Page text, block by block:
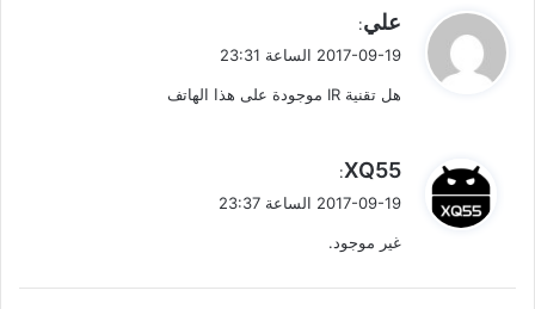
ق
ي
ق
ل
علي:
2017-09-19 الساعة 23:31
هل تقنية IR موجودة على هذا الهاتف
ي
ق
ل
XQ55
:
2017-09-19 الساعة 23:37
غير موجود.